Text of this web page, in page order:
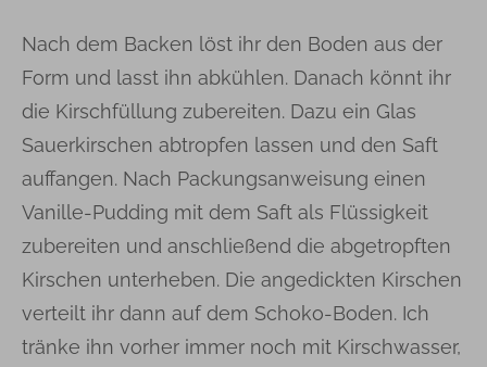
Nach dem Backen löst ihr den Boden aus der
Form und lasst ihn abkühlen. Danach könnt ihr
die Kirschfüllung zubereiten. Dazu ein Glas
Sauerkirschen abtropfen lassen und den Saft
auffangen. Nach Packungsanweisung einen
Vanille-Pudding mit dem Saft als Flüssigkeit
zubereiten und anschließend die abgetropften
Kirschen unterheben. Die angedickten Kirschen
verteilt ihr dann auf dem Schoko-Boden. Ich
tränke ihn vorher immer noch mit Kirschwasser,